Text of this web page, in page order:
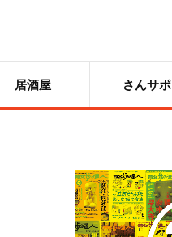
居酒屋 さんサポ